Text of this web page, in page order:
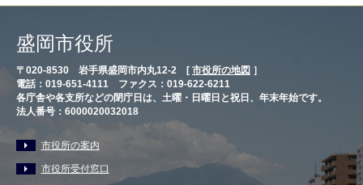
盛岡市役所
〒020-8530 岩手県盛岡市内丸12-2 [ 市役所の地図 ］
電話：019-651-4111 ファクス：019-622-6211
各庁舎や各支所などの閉庁日は、土曜・日曜日と祝日、年末年始です。
法人番号：6000020032018
市役所の案内
市役所受付窓口